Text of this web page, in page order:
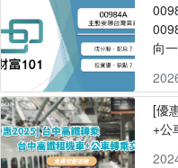
向
[優
+公